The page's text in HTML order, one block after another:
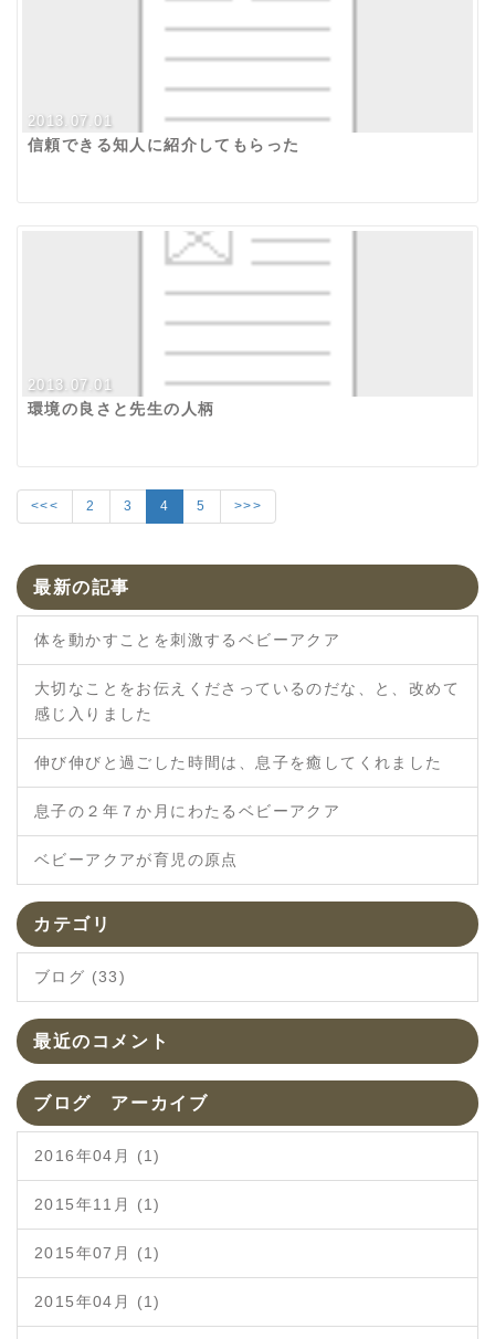
2013.07.01
信頼できる知人に紹介してもらった
2013.07.01
環境の良さと先生の人柄
<<< 2 3 4 5 >>>
最新の記事
体を動かすことを刺激するベビーアクア
大切なことをお伝えくださっているのだな、と、改めて
感じ入りました
伸び伸びと過ごした時間は、息子を癒してくれました
息子の２年７か月にわたるベビーアクア
ベビーアクアが育児の原点
カテゴリ
ブログ (33)
最近のコメント
ブログ アーカイブ
2016年04月 (1)
2015年11月 (1)
2015年07月 (1)
2015年04月 (1)